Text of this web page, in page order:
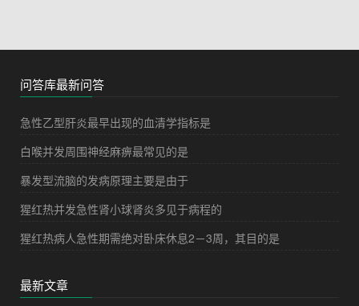
问答库最新问答
急性乙型肝炎最早出现的血清学指标是
白喉并发周围神经麻痹最常见的是
暴发型流脑的发病原理主要是由于
猩红热并发急性肾小球肾炎多见于病程的
猩红热病人急性期需绝对卧床休息2－3周，其目的是
最新文章